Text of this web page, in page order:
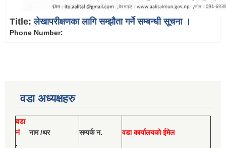
Title:लेखापरीक्षणका लागि सम्झौता गर्ने सम्बन्धी सूचना ।
Phone Number:
वडा अध्यक्षहरु
वडा
नं
.
नाम /थर सम्पर्क न. वडा कार्यालयको ईमेल